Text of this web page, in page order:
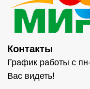
Контакты
График работы с
Вас видеть!